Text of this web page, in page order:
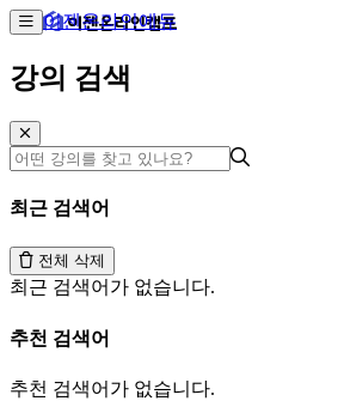
이젠온라인에듀
강의 검색
최근 검색어
전체 삭제
최근 검색어가 없습니다.
추천 검색어
추천 검색어가 없습니다.